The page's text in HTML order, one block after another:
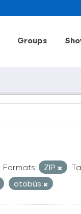
Groups
Formats: ZIP
otobüs